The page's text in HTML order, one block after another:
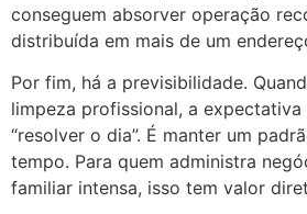
conseguem absorver operação
distribuída em mais de um
Por fim, há a previsibilidade.
limpeza profissional, a expectativa
“resolver o dia”. É manter um
tempo. Para quem administra
familiar intensa, isso tem valor